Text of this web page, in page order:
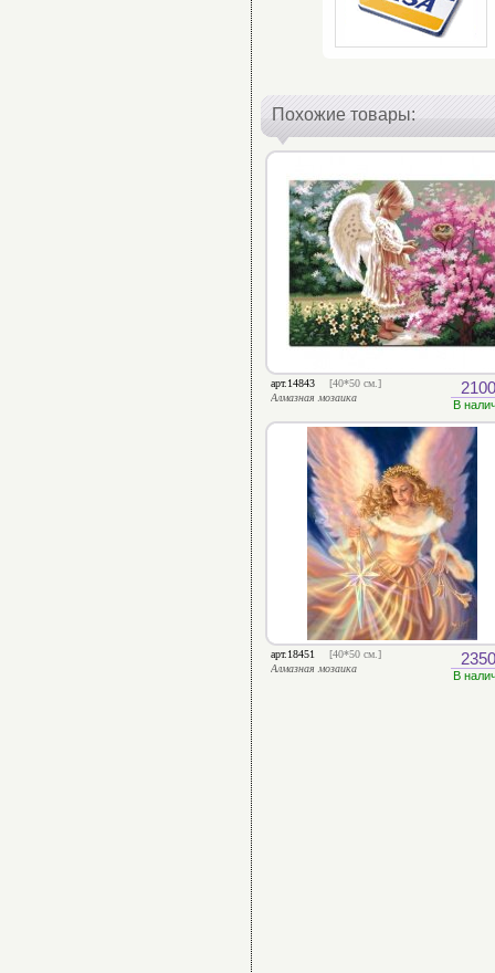
Похожие товары:
арт.14843
[40*50 см.]
Алмазная мозаика
В
арт.18451
[40*50 см.]
Алмазная мозаика
В